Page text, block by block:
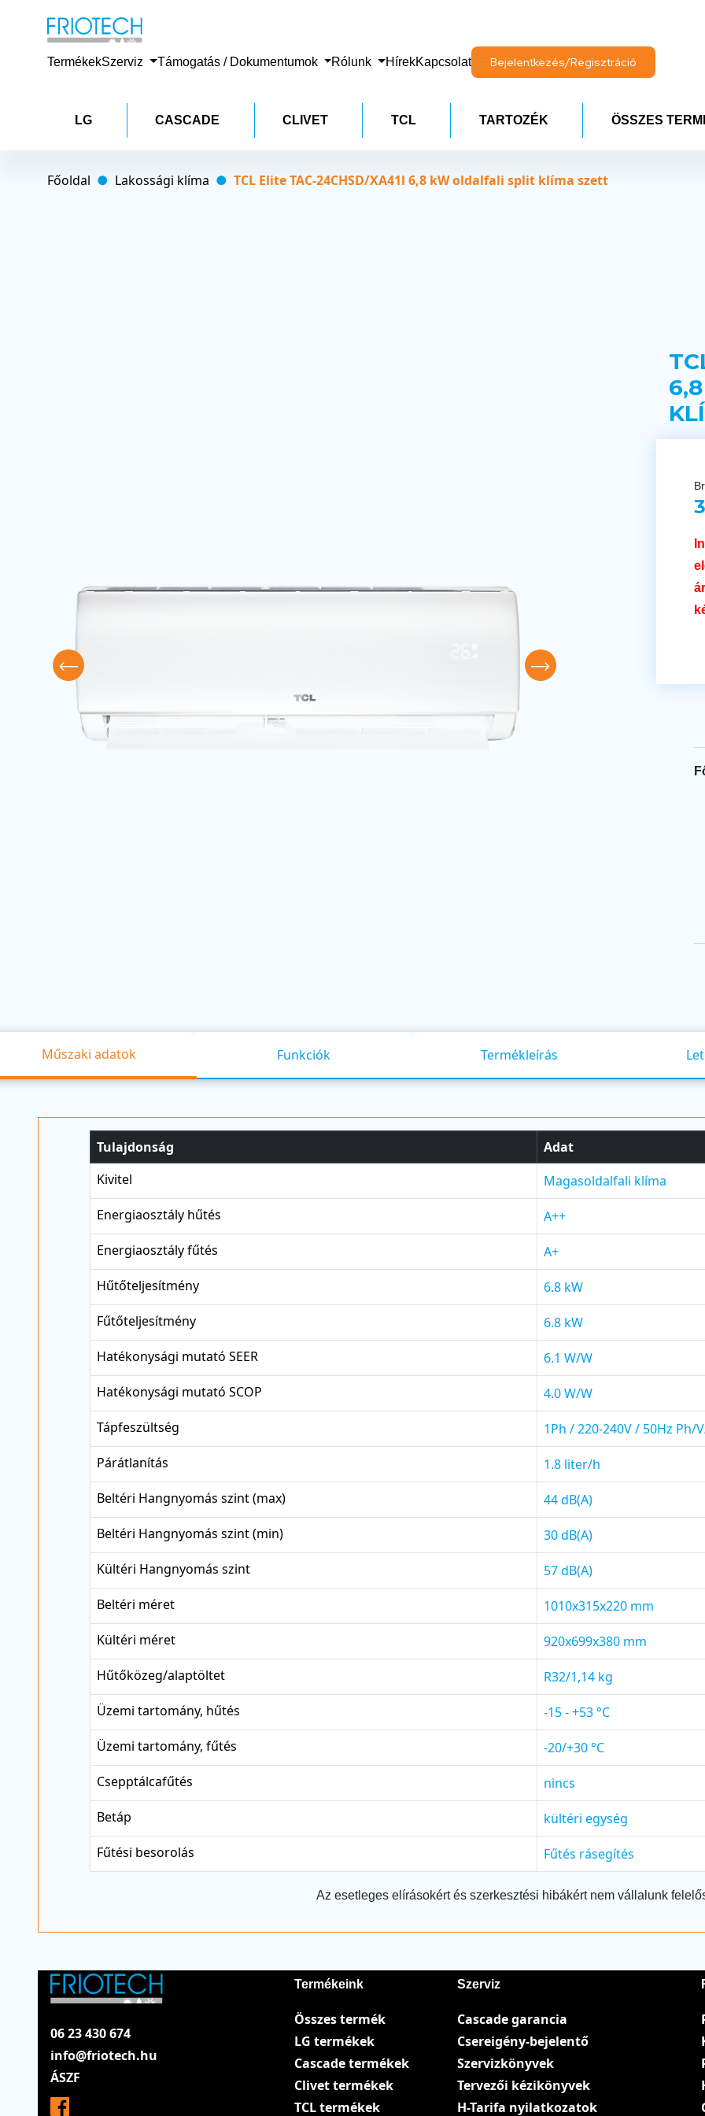
TermékekSzerviz Támogatás / Dokumentumok Rólunk HírekKapcsolat Bejelentkezés/Regisztráció
LG CASCADE CLIVET TCL TARTOZÉK ÖSSZES
Főoldal Lakossági klíma TCL Elite TAC-24CHSD/XA41l 6,8 kW oldalfali split klíma szett
Műszaki adatok Funkciók Termékleírás
Tulajdonság
Adat
Kivitel
Magasoldalfali klíma
Energiaosztály hűtés
A++
Energiaosztály fűtés
A+
Hűtőteljesítmény
6.8 kW
Fűtőteljesítmény
6.8 kW
Hatékonysági mutató SEER
6.1 W/W
Hatékonysági mutató SCOP
4.0 W/W
Tápfeszültség
1Ph / 220-240V / 50Hz Ph/
Párátlanítás
1.8 liter/h
Beltéri Hangnyomás szint (max)
44 dB(A)
Beltéri Hangnyomás szint (min)
30 dB(A)
Kültéri Hangnyomás szint
57 dB(A)
Beltéri méret
1010x315x220 mm
Kültéri méret
920x699x380 mm
Hűtőközeg/alaptöltet
R32/1,14 kg
Üzemi tartomány, hűtés
-15 - +53 °C
Üzemi tartomány, fűtés
-20/+30 °C
Csepptálcafűtés
nincs
Betáp
kültéri egység
Fűtési besorolás
Fűtés rásegítés
Az esetleges elírásokért és szerkesztési hibákért nem vállalunk
06 23 430 674
info@friotech.hu
ÁSZF
Termékeink
Összes termék
LG termékek
Cascade termékek
Clivet termékek
TCL termékek
Szerviz
Cascade garancia
Csereigény-bejelentő
Szervizkönyvek
Tervezői kézikönyvek
H-Tarifa nyilatkozatok